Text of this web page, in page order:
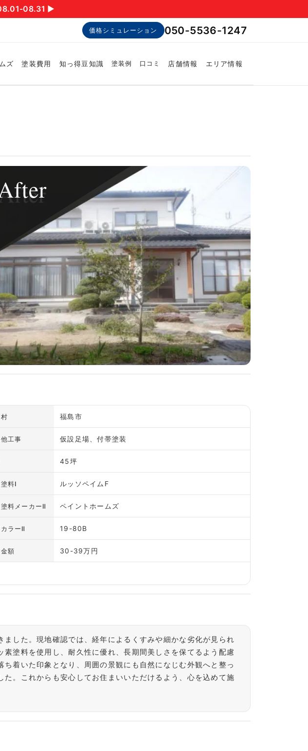
08.31 ▶︎
価格シミュレーション 050-5536-1247
ズ 塗装費用 知っ得豆知識 塗装例 口コミ 店舗情報 エリア情報
福島市
工事 仮設足場、付帯塗装
45坪
料Ⅰ ルッソペイムF
料メーカーⅡ ペイントホームズ
ラーⅡ 19-80B
額 30-39万円
した。現地確認では、経年によるくすみや細かな劣化が見られ
塗料を使用し、耐久性に優れ、長期間美しさを保てるよう配慮
着いた印象となり、周囲の景観にも自然になじむ外観へと整っ
。これからも安心してお住まいいただけるよう、心を込めて施